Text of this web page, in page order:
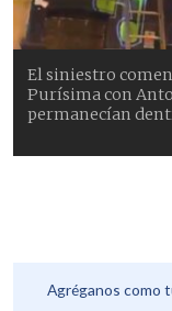
El siniestro
Purísima con
permanecían
Agréganos como